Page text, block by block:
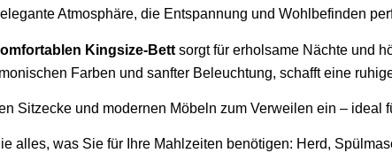
elegante Atmosphäre, die Entspannung und Wohlbefinden
Kingsize-Bett sorgt für erholsame Nächte und
Farben und sanfter Beleuchtung, schafft eine
Sitzecke und modernen Möbeln zum Verweilen ein – ideal
alles, was Sie für Ihre Mahlzeiten benötigen: Herd,